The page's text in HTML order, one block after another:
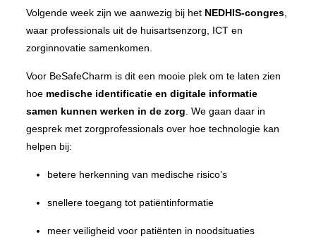
Volgende week zijn we aanwezig bij het NEDHIS-congres,
waar professionals uit de huisartsenzorg, ICT en
zorginnovatie samenkomen.
Voor BeSafeCharm is dit een mooie plek om te laten zien
hoe medische identificatie en digitale informatie
samen kunnen werken in de zorg . We gaan daar in
gesprek met zorgprofessionals over hoe technologie kan
helpen bij:
betere herkenning van medische risico’s
snellere toegang tot patiëntinformatie
meer veiligheid voor patiënten in noodsituaties